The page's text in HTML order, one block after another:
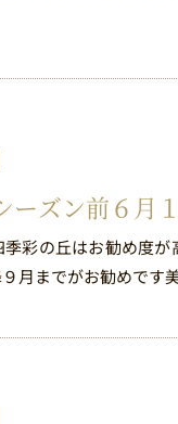
ズン前６月
彩の丘はお勧め度
月までがお勧めです